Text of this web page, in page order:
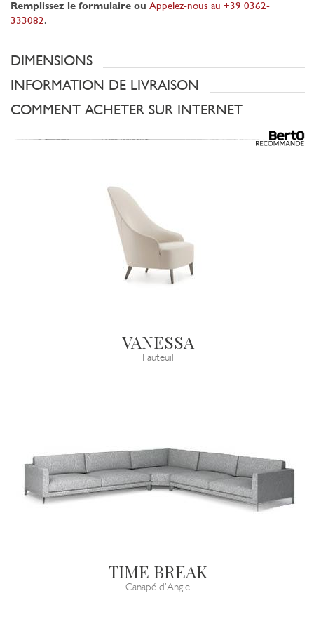
Remplissez le formulaire ou Appelez-nous au +39 0362-
333082.
DIMENSIONS
INFORMATION DE LIVRAISON
COMMENT ACHETER SUR INTERNET
VANESSA
Fauteuil
TIME BREAK
Canapé d’Angle